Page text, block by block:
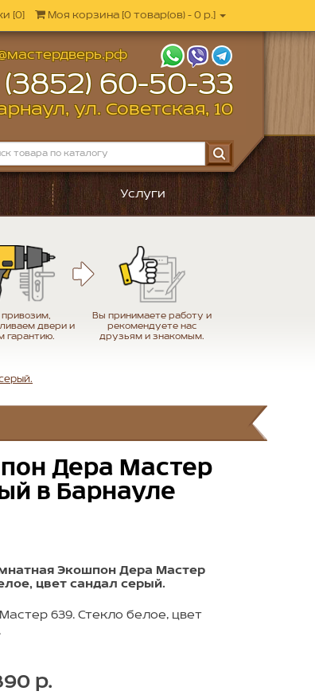
[0] Моя корзина [0 товар(ов) - 0 р.]
(3852) 60-50-33
ул. Советская, 10
Услуги
двери и
гарантию.
Вы принимаете работу и
рекомендуете нас
друзьям и знакомым.
Дера Мастер
в Барнауле
Экошпон Дера Мастер
цвет сандал серый.
639. Стекло белое, цвет
р.